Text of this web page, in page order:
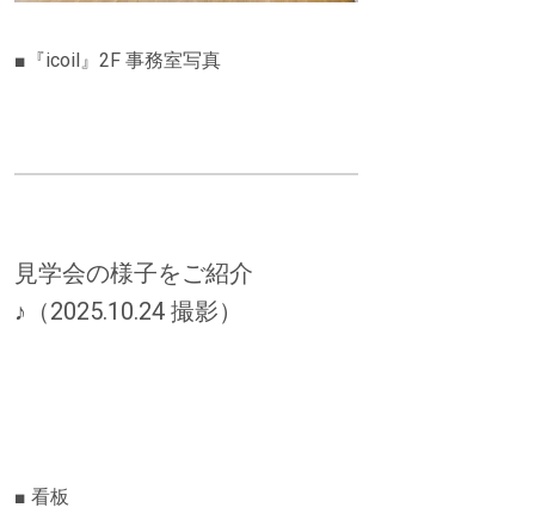
■『icoil』2F 事務室写真
見学会の様子をご紹介
♪（2025.10.24 撮影）
■ 看板